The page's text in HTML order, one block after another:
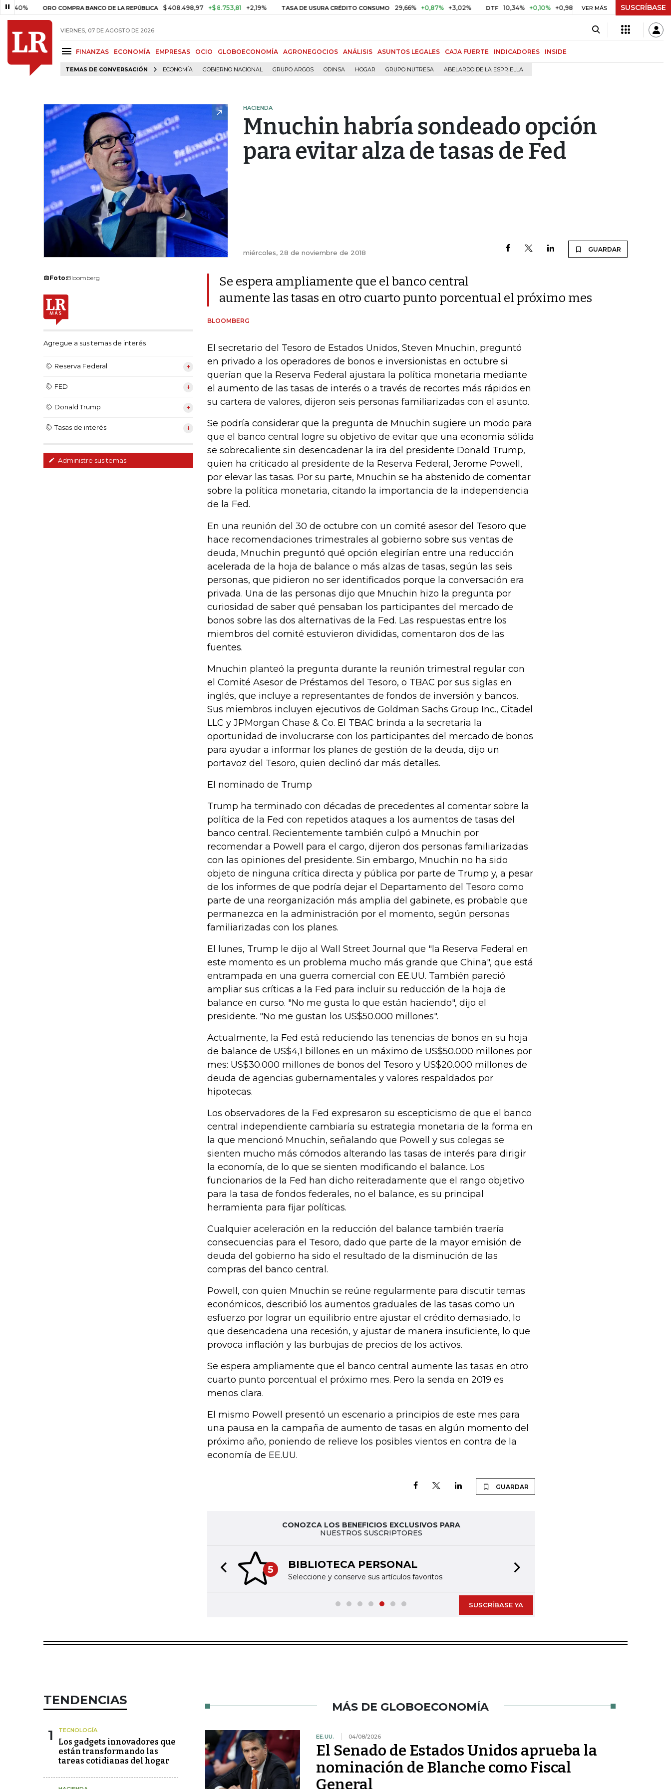
ORO COMPRA BANCO DE LA REPÚBLICA $ 408.498,97 +$ 8.753,81 +2,19% TASA DE USURA CRÉDITO CONSUMO 29,66% +0,87% +3,02% DTF 10,34% +0,10% +0,98% UVR $ 416,91 +$ 0,05 +0,01%
VER MÁS SUSCRÍBASE
VIERNES, 07 DE AGOSTO DE 2026
FINANZAS ECONOMÍA EMPRESAS OCIO GLOBOECONOMÍA AGRONEGOCIOS ANÁLISIS ASUNTOS LEGALES CAJA FUERTE INDICADORES INSIDE
TEMAS DE CONVERSACIÓN ECONOMÍA GOBIERNO NACIONAL GRUPO ARGOS ODINSA HOGAR GRUPO NUTRESA ABELARDO DE LA ESPRIELLA
HACIENDA
Mnuchin habría sondeado opción
para evitar alza de tasas de Fed
miércoles, 28 de noviembre de 2018 GUARDAR
Foto:Bloomberg
Agregue a sus temas de interés
Reserva Federal
FED
Donald Trump
Tasas de interés
Administre sus temas
Se espera ampliamente que el banco central
aumente las tasas en otro cuarto punto porcentual el próximo mes
BLOOMBERG
El secretario del Tesoro de Estados Unidos, Steven Mnuchin, preguntó
en privado a los operadores de bonos e inversionistas en octubre si
querían que la Reserva Federal ajustara la política monetaria mediante
el aumento de las tasas de interés o a través de recortes más rápidos en
su cartera de valores, dijeron seis personas familiarizadas con el asunto.
Se podría considerar que la pregunta de Mnuchin sugiere un modo para
que el banco central logre su objetivo de evitar que una economía sólida
se sobrecaliente sin desencadenar la ira del presidente Donald Trump,
quien ha criticado al presidente de la Reserva Federal, Jerome Powell,
por elevar las tasas. Por su parte, Mnuchin se ha abstenido de comentar
sobre la política monetaria, citando la importancia de la independencia
de la Fed.
En una reunión del 30 de octubre con un comité asesor del Tesoro que
hace recomendaciones trimestrales al gobierno sobre sus ventas de
deuda, Mnuchin preguntó qué opción elegirían entre una reducción
acelerada de la hoja de balance o más alzas de tasas, según las seis
personas, que pidieron no ser identificados porque la conversación era
privada. Una de las personas dijo que Mnuchin hizo la pregunta por
curiosidad de saber qué pensaban los participantes del mercado de
bonos sobre las dos alternativas de la Fed. Las respuestas entre los
miembros del comité estuvieron divididas, comentaron dos de las
fuentes.
Mnuchin planteó la pregunta durante la reunión trimestral regular con
el Comité Asesor de Préstamos del Tesoro, o TBAC por sus siglas en
inglés, que incluye a representantes de fondos de inversión y bancos.
Sus miembros incluyen ejecutivos de Goldman Sachs Group Inc., Citadel
LLC y JPMorgan Chase & Co. El TBAC brinda a la secretaria la
oportunidad de involucrarse con los participantes del mercado de bonos
para ayudar a informar los planes de gestión de la deuda, dijo un
portavoz del Tesoro, quien declinó dar más detalles.
El nominado de Trump
Trump ha terminado con décadas de precedentes al comentar sobre la
política de la Fed con repetidos ataques a los aumentos de tasas del
banco central. Recientemente también culpó a Mnuchin por
recomendar a Powell para el cargo, dijeron dos personas familiarizadas
con las opiniones del presidente. Sin embargo, Mnuchin no ha sido
objeto de ninguna crítica directa y pública por parte de Trump y, a pesar
de los informes de que podría dejar el Departamento del Tesoro como
parte de una reorganización más amplia del gabinete, es probable que
permanezca en la administración por el momento, según personas
familiarizadas con los planes.
El lunes, Trump le dijo al Wall Street Journal que "la Reserva Federal en
este momento es un problema mucho más grande que China", que está
entrampada en una guerra comercial con EE.UU. También pareció
ampliar sus críticas a la Fed para incluir su reducción de la hoja de
balance en curso. "No me gusta lo que están haciendo", dijo el
presidente. "No me gustan los US$50.000 millones".
Actualmente, la Fed está reduciendo las tenencias de bonos en su hoja
de balance de US$4,1 billones en un máximo de US$50.000 millones por
mes: US$30.000 millones de bonos del Tesoro y US$20.000 millones de
deuda de agencias gubernamentales y valores respaldados por
hipotecas.
Los observadores de la Fed expresaron su escepticismo de que el banco
central independiente cambiaría su estrategia monetaria de la forma en
la que mencionó Mnuchin, señalando que Powell y sus colegas se
sienten mucho más cómodos alterando las tasas de interés para dirigir
la economía, de lo que se sienten modificando el balance. Los
funcionarios de la Fed han dicho reiteradamente que el rango objetivo
para la tasa de fondos federales, no el balance, es su principal
herramienta para fijar políticas.
Cualquier aceleración en la reducción del balance también traería
consecuencias para el Tesoro, dado que parte de la mayor emisión de
deuda del gobierno ha sido el resultado de la disminución de las
compras del banco central.
Powell, con quien Mnuchin se reúne regularmente para discutir temas
económicos, describió los aumentos graduales de las tasas como un
esfuerzo por lograr un equilibrio entre ajustar el crédito demasiado, lo
que desencadena una recesión, y ajustar de manera insuficiente, lo que
provoca inflación y las burbujas de precios de los activos.
Se espera ampliamente que el banco central aumente las tasas en otro
cuarto punto porcentual el próximo mes. Pero la senda en 2019 es
menos clara.
El mismo Powell presentó un escenario a principios de este mes para
una pausa en la campaña de aumento de tasas en algún momento del
próximo año, poniendo de relieve los posibles vientos en contra de la
economía de EE.UU.
GUARDAR
CONOZCA LOS BENEFICIOS EXCLUSIVOS PARA
NUESTROS SUSCRIPTORES
5 BIBLIOTECA PERSONAL
Seleccione y conserve sus artículos favoritos
Previous slide
SUSCRÍBASE YA
TENDENCIAS
1 TECNOLOGÍA
Los gadgets innovadores que
están transformando las
tareas cotidianas del hogar
MÁS DE GLOBOECONOMÍA
EE.UU. 04/08/2026
El Senado de Estados Unidos aprueba la
nominación de Blanche como Fiscal
General